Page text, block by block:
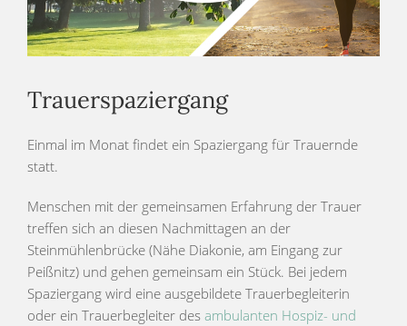
Trauerspaziergang
Einmal im Monat findet ein Spaziergang für Trauernde
statt.
Menschen mit der gemeinsamen Erfahrung der Trauer
treffen sich an diesen Nachmittagen an der
Steinmühlenbrücke (Nähe Diakonie, am Eingang zur
Peißnitz) und gehen gemeinsam ein Stück. Bei jedem
Spaziergang wird eine ausgebildete Trauerbegleiterin
oder ein Trauerbegleiter des ambulanten Hospiz- und